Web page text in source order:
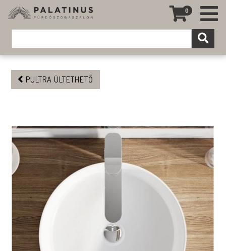
0
PULTRA ÜLTETHETŐ